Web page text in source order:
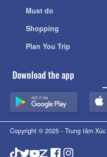
Must do
Shopping
Plan You Trip
Download the app
Copyright © 2025 - Trung tâm